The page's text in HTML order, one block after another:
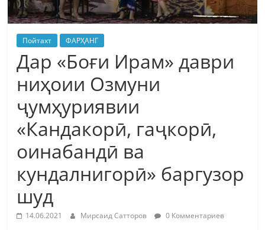
Пойтахт ФАРҲАНГ
Дар «Боғи Ирам» даври
ниҳоии Озмуни
ҷумҳуриявии
«Кандакорӣ, гаҷкорӣ,
оинабандӣ ва
кундалнигорӣ» баргузор
шуд
14.06.2021 Мирсаид Сатторов 0 Комментариев